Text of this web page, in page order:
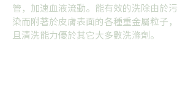
管，加速血液流動。能有效的洗除由於污
染而附著於皮膚表面的各種重金屬粒子，
且清洗能力優於其它大多數洗滌劑。